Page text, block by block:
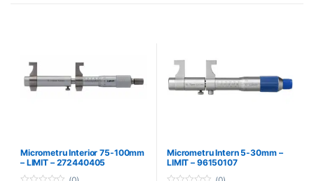
Micrometru Interior 75-100mm
– LIMIT – 272440405
Micrometru Intern 5-30mm –
LIMIT – 96150107